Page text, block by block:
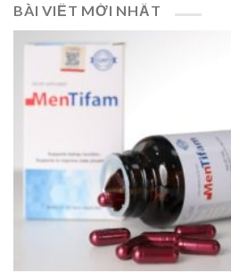
BÀI VIẾT MỚI NHẤT